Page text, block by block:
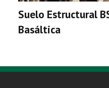
Suelo Estructural
Basáltica